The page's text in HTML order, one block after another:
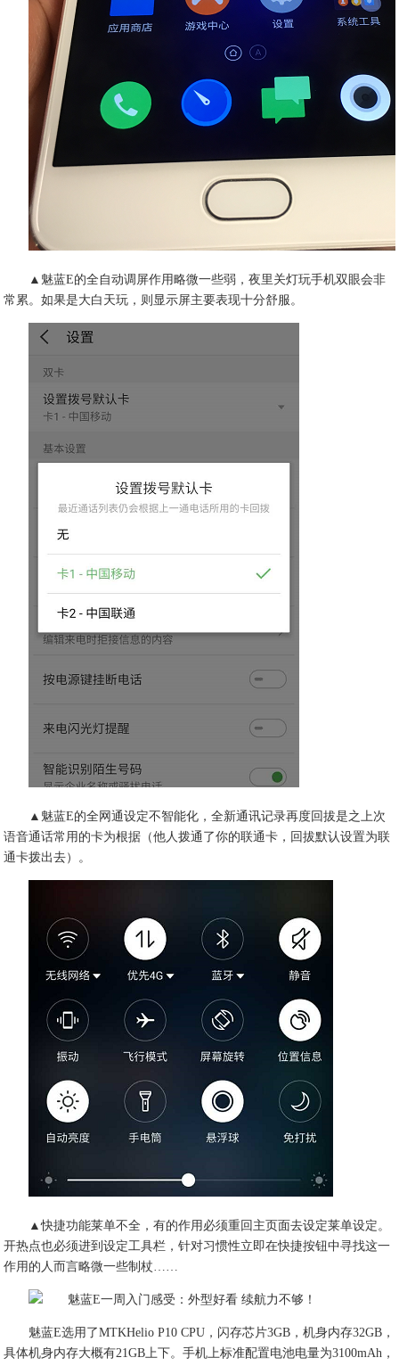
▲魅蓝E的全自动调屏作用略微一些弱，夜里关灯玩手机双眼会非
常累。如果是大白天玩，则显示屏主要表现十分舒服。
▲魅蓝E的全网通设定不智能化，全新通讯记录再度回拔是之上次
语音通话常用的卡为根据（他人拨通了你的联通卡，回拔默认设置为联
通卡拨出去）。
▲快捷功能莱单不全，有的作用必须重回主页面去设定莱单设定。
开热点也必须进到设定工具栏，针对习惯性立即在快捷按钮中寻找这一
作用的人而言略微一些制杖……
魅蓝E选用了MTKHelio P10 CPU，闪存芯片3GB，机身内存32GB，
具体机身内存大概有21GB上下。手机上标准配置电池电量为3100mAh，